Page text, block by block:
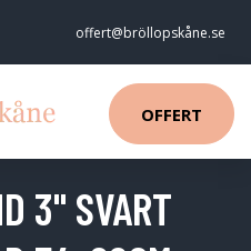
offert@bröllopskåne.se
OFFERT
3" SVART